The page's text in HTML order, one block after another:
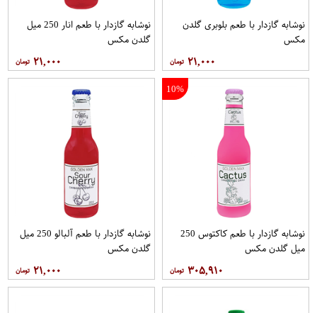
نوشابه گازدار با طعم بلوبری گلدن
مکس
۲۱,۰۰۰
نوشابه گازدار با طعم انار 250 میل
گلدن مکس
۲۱,۰۰۰
10%
نوشابه گازدار با طعم کاکتوس 250
میل گلدن مکس
۳۰۵,۹۱۰
نوشابه گازدار با طعم آلبالو 250 میل
گلدن مکس
۲۱,۰۰۰